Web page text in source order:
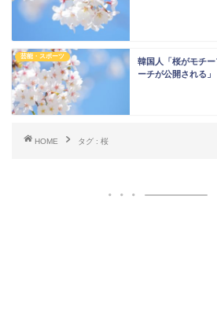
芸能・スポーツ
韓国人「桜がモチ
ーチが公開される」
HOME タグ : 桜